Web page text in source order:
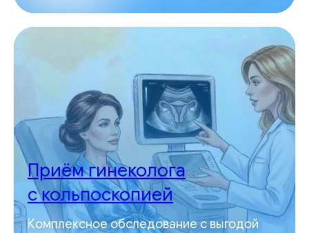
Приём гинеколога
с кольпоскопией
Комплексное обследование с выгодой